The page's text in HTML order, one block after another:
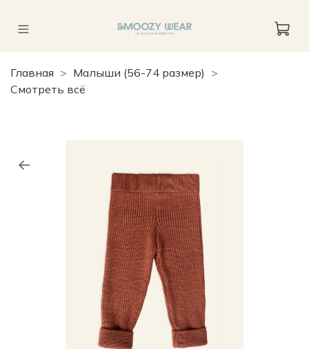
Главная
Малыши (56-74 размер)
Смотреть всё